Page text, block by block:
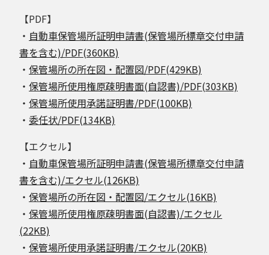
【PDF】
・ 自動車保管場所証明申請書(保管場所標章交付申請
書を含む)/PDF(360KB)
・ 保管場所の所在図・配置図/PDF(429KB)
・ 保管場所使用権原疎明書面(自認書)/PDF(303KB)
・ 保管場所使用承諾証明書/PDF(100KB)
・ 委任状/PDF(134KB)
【エクセル】
・ 自動車保管場所証明申請書(保管場所標章交付申請
書を含む)/エクセル(126KB)
・ 保管場所の所在図・配置図/エクセル(16KB)
・ 保管場所使用権原疎明書面(自認書)/エクセル
(22KB)
・ 保管場所使用承諾証明書/エクセル(20KB)